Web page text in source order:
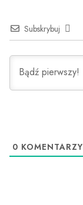
Subskrybuj
0 KOMENTARZY